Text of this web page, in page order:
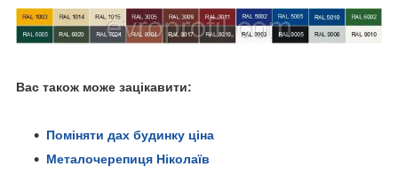
Вас також може зацікавити:
Поміняти дах будинку ціна
Металочерепиця Ніколаїв